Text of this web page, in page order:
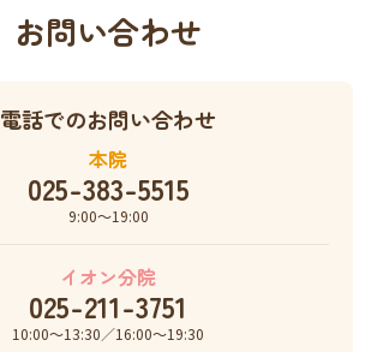
お問い合わせ
電話でのお問い合わせ
本院
025-383-5515
9:00〜19:00
イオン分院
025-211-3751
10:00〜13:30／16:00〜19:30